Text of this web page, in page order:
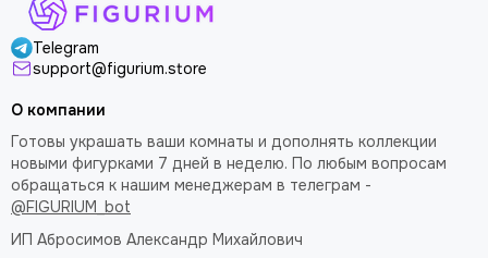
Telegram
support@figurium.store
О компании
Готовы украшать ваши комнаты и дополнять коллекции
новыми фигурками 7 дней в неделю. По любым вопросам
обращаться к нашим менеджерам в телеграм -
@FIGURIUM_bot
ИП Абросимов Александр Михайлович